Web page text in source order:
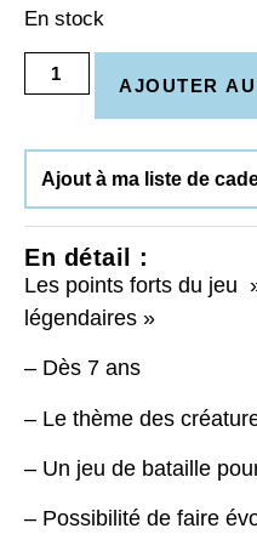
En stock
AJOUTER
Ajout à ma liste de
En détail :
Les points forts du jeu
légendaires »
– Dès 7 ans
– Le thème des
– Un jeu de bataille
– Possibilité de faire